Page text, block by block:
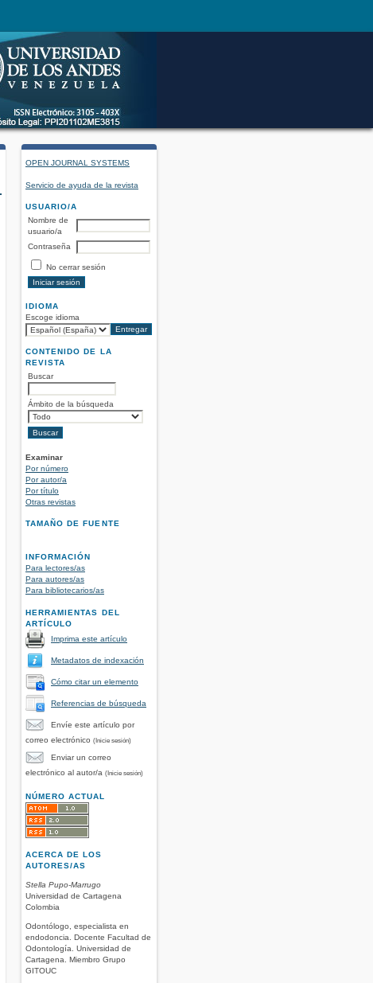
OPEN JOURNAL SYSTEMS
Servicio de ayuda de la revista
USUARIO/A
Nombre de
usuario/a
Contraseña
No cerrar sesión
IDIOMA
Escoge idioma
CONTENIDO DE LA
REVISTA
Buscar
Ámbito de la búsqueda
Examinar
Por número
Por autor/a
Por título
Otras revistas
TAMAÑO DE FUENTE
INFORMACIÓN
Para lectores/as
Para autores/as
Para bibliotecarios/as
HERRAMIENTAS DEL
ARTÍCULO
Imprima este artículo
Metadatos de indexación
Cómo citar un elemento
Referencias de búsqueda
Envíe este artículo por
correo electrónico (Inicie sesión)
Enviar un correo
electrónico al autor/a (Inicie sesión)
NÚMERO ACTUAL
ACERCA DE LOS
AUTORES/AS
Stella Pupo-Marrugo
Universidad de Cartagena
Colombia
Odontólogo, especialista en
endodoncia. Docente Facultad de
Odontología. Universidad de
Cartagena. Miembro Grupo
GITOUC